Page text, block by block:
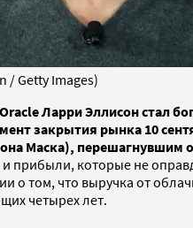
/ Getty Images)
Ларри Эллисон стал
закрытия рынка 10
Маска), перешагнувшим
и прибыли, которые не
о том, что выручка от
четырех лет.